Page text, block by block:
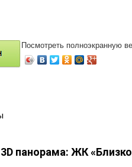
Посмотреть полноэкранную
панорама: ЖК